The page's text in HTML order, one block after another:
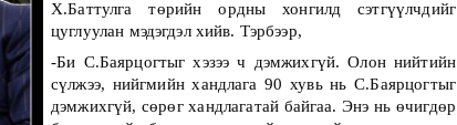
Х.Баттулга төрийн ордны хонгилд сэтгүүлчдийг
цуглуулан мэдэгдэл хийв. Тэрбээр,
-Би С.Баярцогтыг хэзээ ч дэмжихгүй. Олон нийтийн
сүлжээ, нийгмийн хандлага 90 хувь нь С.Баярцогтыг
дэмжихгүй, сөрөг хандлагатай байгаа. Энэ нь өчигдөр